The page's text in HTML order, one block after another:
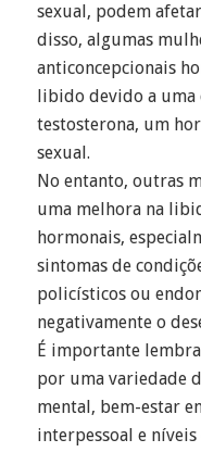
sexual, podem
disso, algumas
anticoncepcionais
libido devido a
testosterona, um
sexual.
No entanto, outras
uma melhora na
hormonais,
sintomas de
policísticos ou
negativamente o
É importante
por uma variedade
mental, bem-estar
interpessoal e